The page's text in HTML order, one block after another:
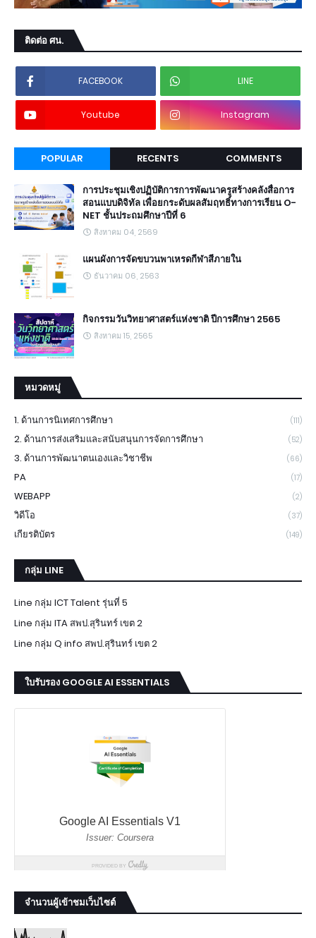
ติดต่อ ศน.
FACEBOOK LINE
Youtube Instagram
POPULAR RECENTS COMMENTS
การประชุมเชิงปฏิบัติการการพัฒนาครูสร้างคลังสื่อการ
สอนแบบดิจิทัล เพื่อยกระดับผลสัมฤทธิ์ทางการเรียน O-
NET ชั้นประถมศึกษาปีที่ 6
สิงหาคม 04, 2569
แผนผังการจัดขบวนพาเหรดกีฬาสีภายใน
ธันวาคม 06, 2563
กิจกรรมวันวิทยาศาสตร์แห่งชาติ ปีการศึกษา 2565
สิงหาคม 15, 2565
หมวดหมู่
1. ด้านการนิเทศการศึกษา (111)
2. ด้านการส่งเสริมและสนับสนุนการจัดการศึกษา (52)
3. ด้านการพัฒนาตนเองและวิชาชีพ (66)
PA (17)
WEBAPP (2)
วิดีโอ (37)
เกียรติบัตร (149)
กลุ่ม LINE
Line กลุ่ม ICT Talent รุ่นที่ 5
Line กลุ่ม ITA สพป.สุรินทร์ เขต 2
Line กลุ่ม Q info สพป.สุรินทร์ เขต 2
ใบรับรอง GOOGLE AI ESSENTIALS
จำนวนผู้เข้าชมเว็บไซต์